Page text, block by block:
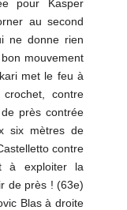
pour Kasper
au second
ne donne rien
mouvement
met le feu à
contre
près contrée
six mètres de
contre
à exploiter la
de près ! (63e)
Blas à droite